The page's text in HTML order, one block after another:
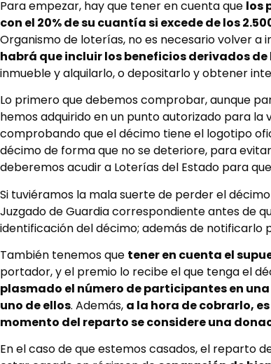
Para empezar, hay que tener en cuenta que los
con el 20% de su cuantía si excede de los
Organismo de loterías, no es necesario volver
habrá que incluir los beneficios derivados
inmueble y alquilarlo, o depositarlo y obtener
Lo primero que debemos comprobar, aunque
hemos adquirido en un punto autorizado para
comprobando que el décimo tiene el logotipo
décimo de forma que no se deteriore, para
deberemos acudir a Loterías del Estado para
Si tuviéramos la mala suerte de perder el
Juzgado de Guardia correspondiente antes de
identificación del décimo; además de notificarlo
También tenemos que tener en cuenta el
portador, y el premio lo recibe el que tenga el
plasmado el número de participantes en
uno de ellos. Además, a la hora de cobrarlo,
momento del reparto se considere una
En el caso de que estemos casados, el reparto